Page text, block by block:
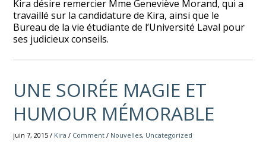
Kira désire remercier Mme Geneviève Morand, qui a
travaillé sur la candidature de Kira, ainsi que le
Bureau de la vie étudiante de l’Université Laval pour
ses judicieux conseils.
UNE SOIRÉE MAGIE ET
HUMOUR MÉMORABLE
juin 7, 2015 / Kira / Comment / Nouvelles, Uncategorized